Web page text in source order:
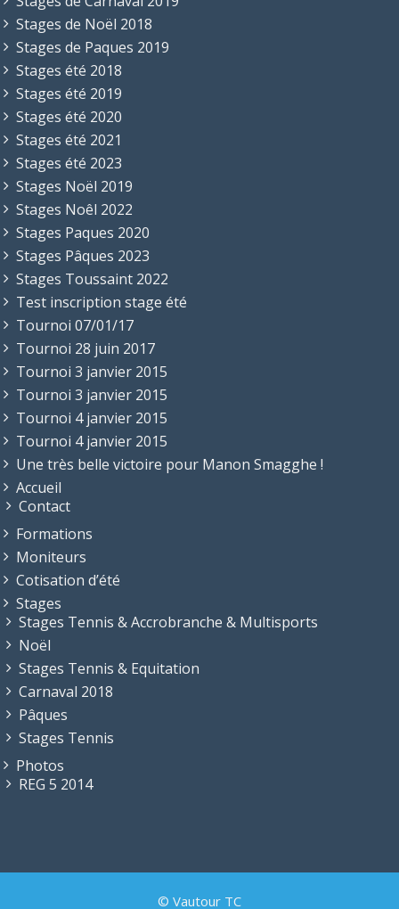
Stages de Noël 2018
Stages de Paques 2019
Stages été 2018
Stages été 2019
Stages été 2020
Stages été 2021
Stages été 2023
Stages Noël 2019
Stages Noêl 2022
Stages Paques 2020
Stages Pâques 2023
Stages Toussaint 2022
Test inscription stage été
Tournoi 07/01/17
Tournoi 28 juin 2017
Tournoi 3 janvier 2015
Tournoi 3 janvier 2015
Tournoi 4 janvier 2015
Tournoi 4 janvier 2015
Une très belle victoire pour Manon Smagghe !
Accueil
Contact
Formations
Moniteurs
Cotisation d’été
Stages
Stages Tennis & Accrobranche & Multisports
Noël
Stages Tennis & Equitation
Carnaval 2018
Pâques
Stages Tennis
Photos
REG 5 2014
© Vautour TC